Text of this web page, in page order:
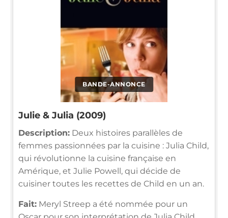
BANDE-ANNONCE
Julie & Julia (2009)
Description: Deux histoires parallèles de
femmes passionnées par la cuisine : Julia Child,
qui révolutionne la cuisine française en
Amérique, et Julie Powell, qui décide de
cuisiner toutes les recettes de Child en un an.
Fait: Meryl Streep a été nommée pour un